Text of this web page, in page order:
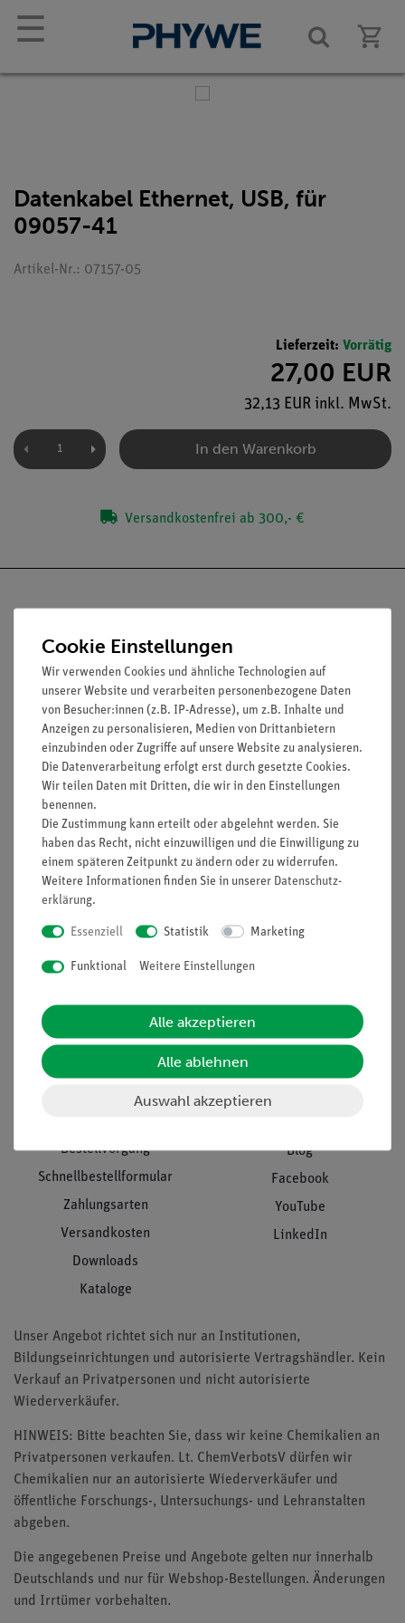
☰
Datenkabel Ethernet, USB, für
09057-41
Artikel-Nr.: 07157-05
Lieferzeit: Vorrätig
27,00 EUR
32,13 EUR inkl. MwSt.
In den Warenkorb
Versandkostenfrei ab 300,- €
Nach oben
Informationen
Projekte und Lösungen
Presse
Stellenangebote
Kontakt
Hinweisgeberschutz
Datenschutz
Service
Übersicht Service
Beratung & Showroom
Inventarisierungs- &
Einräumservice
Kundendienst
Download &
Support
Bestellvorgang
Schnellbestellformular
Zahlungsarten
Versandkosten
Downloads
Kataloge
Social Media
Blog
Facebook
YouTube
LinkedIn
Unser Angebot richtet sich nur an Institutionen,
Bildungseinrichtungen und autorisierte Vertragshändler. Kein
Verkauf an Privatpersonen und nicht autorisierte
Wiederverkäufer.
HINWEIS: Bitte beachten Sie, dass wir keine Chemikalien an
Privatpersonen verkaufen. Lt. ChemVerbotsV dürfen wir
Chemikalien nur an autorisierte Wiederverkäufer und
öffentliche Forschungs-, Untersuchungs- und Lehranstalten
abgeben.
Die angegebenen Preise und Angebote gelten nur innerhalb
Deutschlands und nur für Webshop-Bestellungen. Änderungen
und Irrtümer vorbehalten.
Cookie Einstellungen
Wir verwenden Cookies und ähnliche Technologien auf
unserer Website und verarbeiten personenbezogene Daten
von Besucher:innen (z.B. IP-Adresse), um z.B. Inhalte und
Anzeigen zu personalisieren, Medien von Drittanbietern
einzubinden oder Zugriffe auf unsere Website zu analysieren.
Die Datenverarbeitung erfolgt erst durch gesetzte Cookies.
Wir teilen Daten mit Dritten, die wir in den Einstellungen
benennen.
Die Zustimmung kann erteilt oder abgelehnt werden. Sie
haben das Recht, nicht einzuwilligen und die Einwilligung zu
einem späteren Zeitpunkt zu ändern oder zu widerrufen.
Weitere Informationen finden Sie in unserer Daten­schutz­
erklärung.
Essenziell Statistik Marketing
Funktional Weitere Einstellungen
Alle akzeptieren
Alle ablehnen
Auswahl akzeptieren